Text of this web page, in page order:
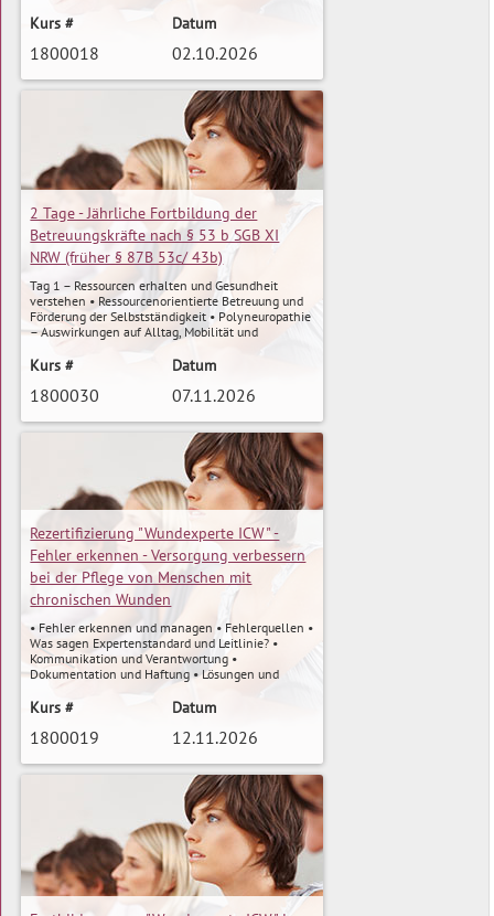
Wundversorgung
Expertenstandards, Schmerzmanagement
Minute Wonder
• Reflexion und Transfer in den Berufsalltag
Kurs #
1800018
Datum
02.10.2026
mehr »
2 Tage - Jährliche Fortbildung der
Betreuungskräfte nach § 53 b SGB XI
NRW (früher § 87B 53c/ 43b)
Tag 1 – Ressourcen erhalten und Gesundheit
verstehen • Ressourcenorientierte Betreuung und
Förderung der Selbstständigkeit • Polyneuropathie
– Auswirkungen auf Alltag, Mobilität und
Schmerzen und Erschöpfung • Obstipation –
Maßnahmen • Schlafstörungen – erkennen,
und Fallbesprechungen aus der PraxisTag 2 –
Resilienzförderung & Aktivierung in der Betreuung
• Resilienz und Selbstfürsorge im Berufsalltag •
Aktivierende Betreuung zur Förderung
vorhandener Fähigkeiten • Bewegungs- und
Beschäftigungsangebote mit einfachen Mitteln •
Humor, Achtsamkeit und kreative Methoden in der
Betreuung • Motivation, Teilhabe und
Lebensqualität fördern • Praktische Übungen und
Ideen für den Betreuungsalltag
Kurs #
1800030
Datum
07.11.2026
mehr »
Rezertifizierung "Wundexperte ICW" -
Fehler erkennen - Versorgung verbessern
bei der Pflege von Menschen mit
chronischen Wunden
• Fehler erkennen und managen • Fehlerquellen •
Was sagen Expertenstandard und Leitlinie? •
Kommunikation und Verantwortung •
Dokumentation und Haftung • Lösungen und
verschiedenen Fallbeispielen wollen wir Fehler
Versorgung des Menschen mit einer chronischen
Kurs #
1800019
Datum
12.11.2026
mehr »